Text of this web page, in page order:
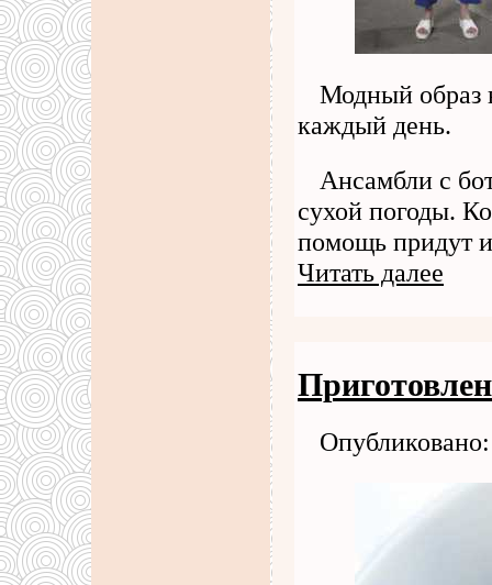
Модный образ
каждый день.
Ансамбли с
сухой погоды.
помощь придут
Читать далее